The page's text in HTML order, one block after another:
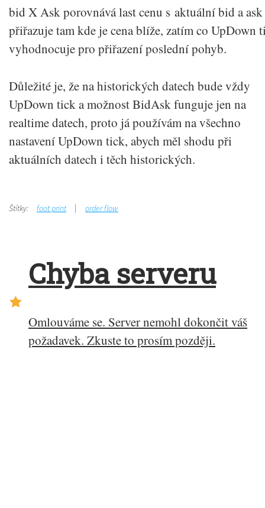
bid X Ask porovnává last cenu s aktuální bid a ask
přiřazuje tam kde je cena blíže, zatím co UpDown
vyhodnocuje pro přiřazení poslední pohyb.
Důležité je, že na historických datech bude vždy
UpDown tick a možnost BidAsk funguje jen na
realtime datech, proto já používám na všechno
nastavení UpDown tick, abych měl shodu při
aktuálních datech i těch historických.
Štítky: foot print order flow
Chyba serveru
Omlouváme se. Server nemohl dokončit váš
požadavek. Zkuste to prosím později.